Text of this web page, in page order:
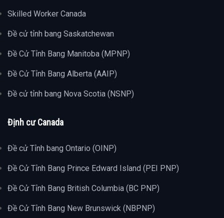
Skilled Worker Canada
Đề cử tỉnh bang Saskatchewan
Đề Cử Tỉnh Bang Manitoba (MPNP)
Đề Cử Tỉnh Bang Alberta (AAIP)
Đề cử tỉnh bang Nova Scotia (NSNP)
Định cư Canada
Đề cử Tỉnh bang Ontario (OINP)
Đề Cử Tỉnh Bang Prince Edward Island (PEI PNP)
Đề Cử Tỉnh Bang British Columbia (BC PNP)
Đề Cử Tỉnh Bang New Brunswick (NBPNP)